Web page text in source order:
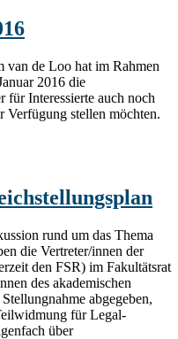
van de Loo hat im Rahmen
2016 die
für Interessierte auch noch
stellen möchten.
rund um das Thema
die Vertreter/innen der
den FSR) im Fakultätsrat
des akademischen
abgegeben,
für Legal-
über